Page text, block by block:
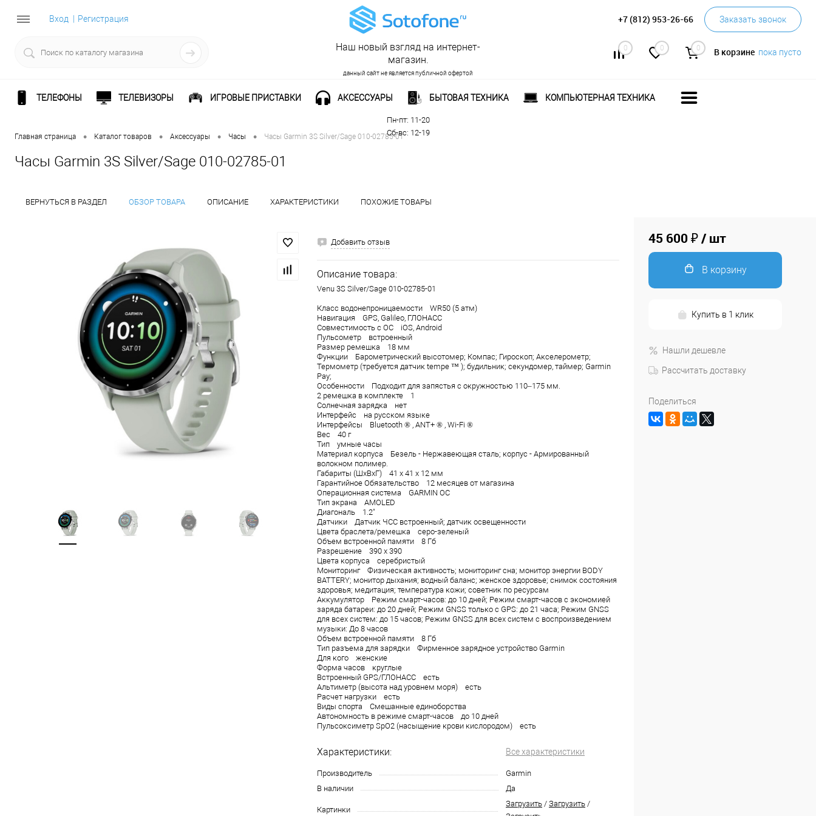
Вход Регистрация +7 (812) 953-26-66 Заказать звонок
0 0 0 В корзине пока пусто
Наш новый взгляд на интернет-
магазин.
данный сайт не является публичной офертой
Рабочее время:
Пн-пт: 11-20
Сб-вс: 12-19
ТЕЛЕФОНЫ ТЕЛЕВИЗОРЫ ИГРОВЫЕ ПРИСТАВКИ АКСЕССУАРЫ БЫТОВАЯ ТЕХНИКА КОМПЬЮТЕРНАЯ ТЕХНИКА
Главная страница • Каталог товаров • Аксессуары • Часы • Часы Garmin 3S Silver/Sage 010-02785-01
Часы Garmin 3S Silver/Sage 010-02785-01
ВЕРНУТЬСЯ В РАЗДЕЛ ОБЗОР ТОВАРА ОПИСАНИЕ ХАРАКТЕРИСТИКИ ПОХОЖИЕ ТОВАРЫ
Добавить отзыв
Описание товара:
Venu 3S Silver/Sage 010-02785-01
Класс водонепроницаемости WR50 (5 атм)
Навигация GPS, Galileo, ГЛОНАСC
Совместимость с ОС iOS, Android
Пульсометр встроенный
Размер ремешка 18 мм
Функции Барометрический высотомер; Компас; Гироскоп; Акселерометр;
Термометр (требуется датчик tempe ™ ); будильник; секундомер, таймер; Garmin
Pay;
Особенности Подходит для запястья с окружностью 110–175 мм.
2 ремешка в комплекте 1
Солнечная зарядка нет
Интерфейс на русском языке
Интерфейсы Bluetooth ® , ANT+ ® , Wi-Fi ®
Вес 40 г
Тип умные часы
Материал корпуса Безель - Нержавеющая сталь; корпус - Армированный
волокном полимер.
Габариты (ШхВхГ) 41 х 41 х 12 мм
Гарантийное Обязательство 12 месяцев от магазина
Операционная система GARMIN OC
Тип экрана AMOLED
Диагональ 1.2"
Датчики Датчик ЧСС встроенный; датчик освещенности
Цвета браслета/ремешка серо-зеленый
Объем встроенной памяти 8 Гб
Разрешение 390 х 390
Цвета корпуса серебристый
Мониторинг Физическая активность; мониторинг сна; монитор энергии BODY
BATTERY; монитор дыхания; водный баланс; женское здоровье; снимок состояния
здоровья; медитация; температура кожи; советник по ресурсам
Аккумулятор Режим смарт-часов: до 10 дней; Режим смарт-часов с экономией
заряда батареи: до 20 дней; Режим GNSS только с GPS: до 21 часа; Режим GNSS
для всех систем: до 15 часов; Режим GNSS для всех систем с воспроизведением
музыки: До 8 часов
Объем встроенной памяти 8 Гб
Тип разъема для зарядки Фирменное зарядное устройство Garmin
Для кого женские
Форма часов круглые
Встроенный GPS/ГЛОНАСС есть
Альтиметр (высота над уровнем моря) есть
Расчет нагрузки есть
Виды спорта Смешанные единоборства
Автономность в режиме смарт-часов до 10 дней
Пульсоксиметр SpO2 (насыщение крови кислородом) есть
Характеристики: Все характеристики
Производитель
Garmin
В наличии
Да
Картинки
Загрузить / Загрузить /
45 600 ₽/ шт
В корзину
Купить в 1 клик
Нашли дешевле
Рассчитать доставку
Поделиться